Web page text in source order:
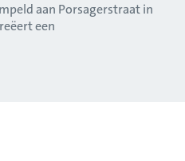
aan Porsagerstraat in
een